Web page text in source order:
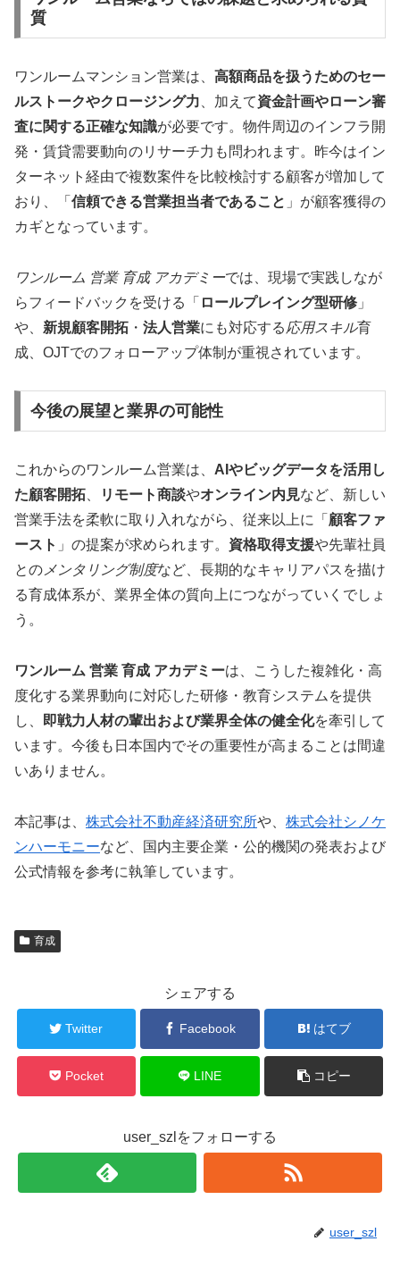
質
ワンルームマンション営業は、 高額商品を扱うためのセー
ルストークやクロージング力 、加えて資金計画やローン審
査に関する正確な知識が必要です。物件周辺のインフラ開
発・賃貸需要動向のリサーチ力も問われます。昨今はイン
ターネット経由で複数案件を比較検討する顧客が増加して
おり、「 信頼できる営業担当者であること 」が顧客獲得の
カギとなっています。
ワンルーム 営業 育成 アカデミーでは、現場で実践しなが
らフィードバックを受ける「 ロールプレイング型研修 」
や、 新規顧客開拓 ・ 法人営業にも対応する応用スキル育
成、OJTでのフォローアップ体制が重視されています。
今後の展望と業界の可能性
これからのワンルーム営業は、 AIやビッグデータを活用し
た顧客開拓
リモート商談やオンライン内見など、新しい
営業手法を柔軟に取り入れながら、従来以上に「 顧客ファ
ースト 」の提案が求められます。 資格取得支援や先輩社員
との メンタリング制度など、長期的なキャリアパスを描け
る育成体系が、業界全体の質向上につながっていくでしょ
う。
ワンルーム 営業 育成 アカデミーは、こうした複雑化・高
度化する業界動向に対応した研修・教育システムを提供
し、
即戦力人材の輩出および業界全体の健全化を牽引して
います。今後も日本国内でその重要性が高まることは間違
いありません。
本記事は、 株式会社不動産経済研究所や、 株式会社シノケ
ンハーモニーなど、国内主要企業・公的機関の発表および
公式情報を参考に執筆しています。
育成
シェアする
Twitter Facebook はてブ
Pocket LINE コピー
user_szlをフォローする
user_szl